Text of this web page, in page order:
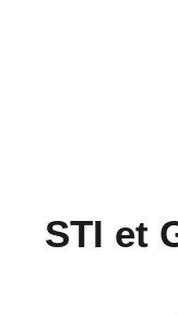
STI et